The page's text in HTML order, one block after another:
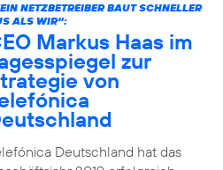
NETZBETREIBER BAUT SCHNELLER
ALS WIR“:
Markus Haas im
zur
von
Deutschland hat das